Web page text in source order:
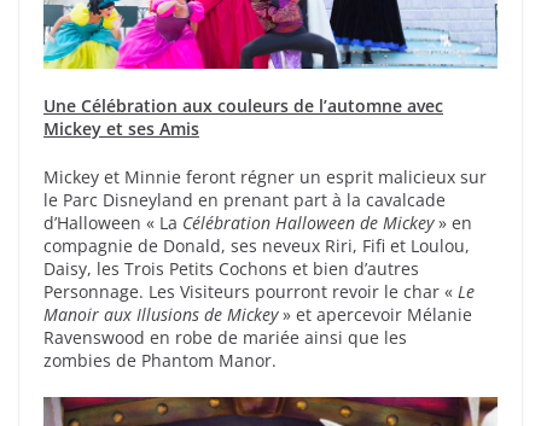
Une Célébration aux couleurs de l’automne avec
Mickey et ses Amis
Mickey et Minnie feront régner un esprit malicieux sur
le Parc Disneyland en prenant part à la cavalcade
d’Halloween « La Célébration Halloween de Mickey» en
compagnie de Donald, ses neveux Riri, Fifi et Loulou,
Daisy, les Trois Petits Cochons et bien d’autres
Personnage. Les Visiteurs pourront revoir le char « Le
Manoir aux Illusions de Mickey» et apercevoir Mélanie
Ravenswood en robe de mariée ainsi que les
zombies de Phantom Manor.